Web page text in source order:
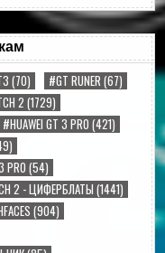
(70) #GT RUNER(67)
2 (1729)
#HUAWEI GT 3 PRO (421)
PRO (54)
2 - ЦИФЕРБЛАТЫ (1441)
(904)